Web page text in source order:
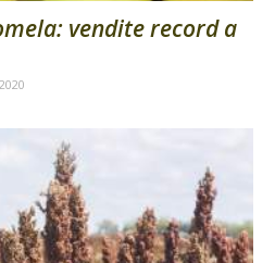
vendite record a